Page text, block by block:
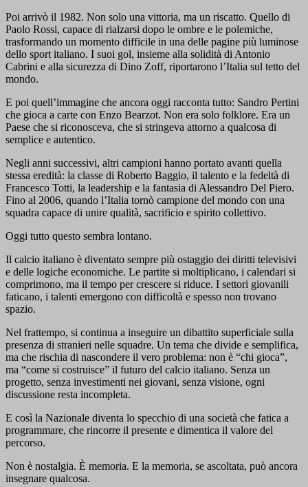
Poi arrivò il 1982. Non solo una vittoria, ma un riscatto. Quello di
Paolo Rossi, capace di rialzarsi dopo le ombre e le polemiche,
trasformando un momento difficile in una delle pagine più luminose
dello sport italiano. I suoi gol, insieme alla solidità di Antonio
Cabrini e alla sicurezza di Dino Zoff, riportarono l’Italia sul tetto del
mondo.
E poi quell’immagine che ancora oggi racconta tutto: Sandro Pertini
che gioca a carte con Enzo Bearzot. Non era solo folklore. Era un
Paese che si riconosceva, che si stringeva attorno a qualcosa di
semplice e autentico.
Negli anni successivi, altri campioni hanno portato avanti quella
stessa eredità: la classe di Roberto Baggio, il talento e la fedeltà di
Francesco Totti, la leadership e la fantasia di Alessandro Del Piero.
Fino al 2006, quando l’Italia tornò campione del mondo con una
squadra capace di unire qualità, sacrificio e spirito collettivo.
Oggi tutto questo sembra lontano.
Il calcio italiano è diventato sempre più ostaggio dei diritti televisivi
e delle logiche economiche. Le partite si moltiplicano, i calendari si
comprimono, ma il tempo per crescere si riduce. I settori giovanili
faticano, i talenti emergono con difficoltà e spesso non trovano
spazio.
Nel frattempo, si continua a inseguire un dibattito superficiale sulla
presenza di stranieri nelle squadre. Un tema che divide e semplifica,
ma che rischia di nascondere il vero problema: non è “chi gioca”,
ma “come si costruisce” il futuro del calcio italiano. Senza un
progetto, senza investimenti nei giovani, senza visione, ogni
discussione resta incompleta.
E così la Nazionale diventa lo specchio di una società che fatica a
programmare, che rincorre il presente e dimentica il valore del
percorso.
Non è nostalgia. È memoria. E la memoria, se ascoltata, può ancora
insegnare qualcosa.